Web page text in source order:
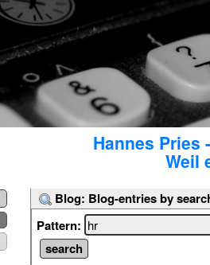
Hannes Pries
Weil
Blog: Blog-entries by
Pattern: